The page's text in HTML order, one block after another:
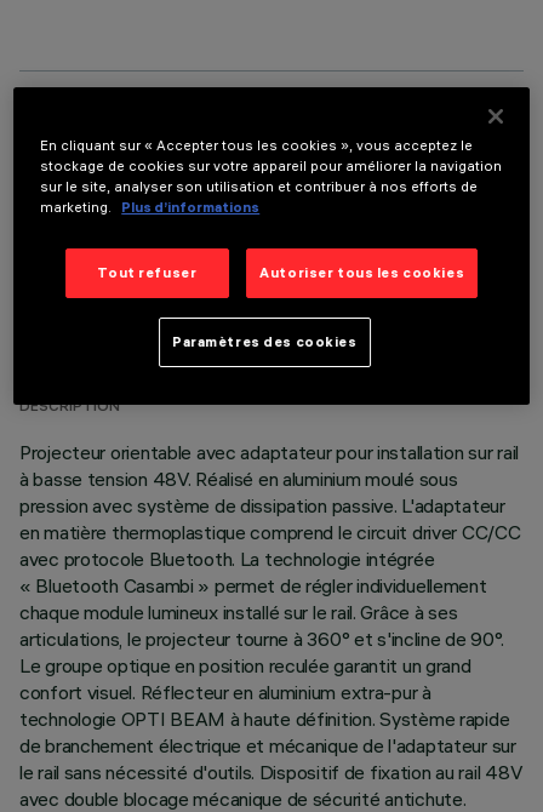
COMPOSANTS OPTIONNELS
DONNÉES TECHNIQUES
DERNIÈRE MISE À JOUR: 06/08/2026
DESCRIPTION
Projecteur orientable avec adaptateur pour installation sur rail
à basse tension 48V. Réalisé en aluminium moulé sous
pression avec système de dissipation passive. L'adaptateur
en matière thermoplastique comprend le circuit driver CC/CC
avec protocole Bluetooth. La technologie intégrée
« Bluetooth Casambi » permet de régler individuellement
chaque module lumineux installé sur le rail. Grâce à ses
articulations, le projecteur tourne à 360° et s'incline de 90°.
Le groupe optique en position reculée garantit un grand
confort visuel. Réflecteur en aluminium extra-pur à
technologie OPTI BEAM à haute définition. Système rapide
de branchement électrique et mécanique de l'adaptateur sur
le rail sans nécessité d'outils. Dispositif de fixation au rail 48V
avec double blocage mécanique de sécurité antichute.
En cliquant sur « Accepter tous les cookies », vous acceptez le
stockage de cookies sur votre appareil pour améliorer la navigation
sur le site, analyser son utilisation et contribuer à nos efforts de
marketing.
Plus d’informations
Tout refuser Autoriser tous les cookies
Paramètres des cookies